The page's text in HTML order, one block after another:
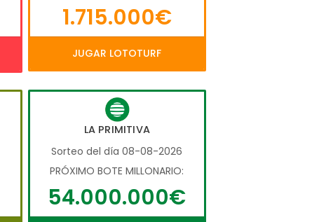
1.715.000€
JUGAR LOTOTURF
LA PRIMITIVA
Sorteo del día 08-08-2026
PRÓXIMO BOTE MILLONARIO:
54.000.000€